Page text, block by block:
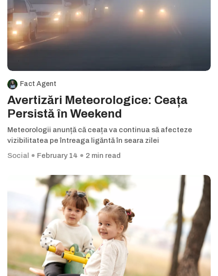
Fact Agent
Avertizări Meteorologice: Ceața
Persistă în Weekend
Meteorologii anunță că ceața va continua să afecteze
vizibilitatea pe întreaga ligăntă în seara zilei
Social
February 14 2 min read